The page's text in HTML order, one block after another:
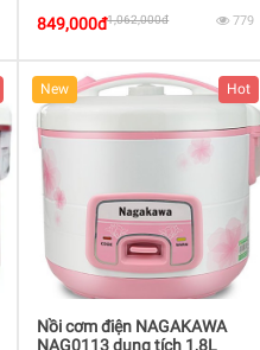
849,000đ1,062,000đ 779
New Hot
Nồi cơm điện NAGAKAWA
NAG0113 dung tích 1,8L